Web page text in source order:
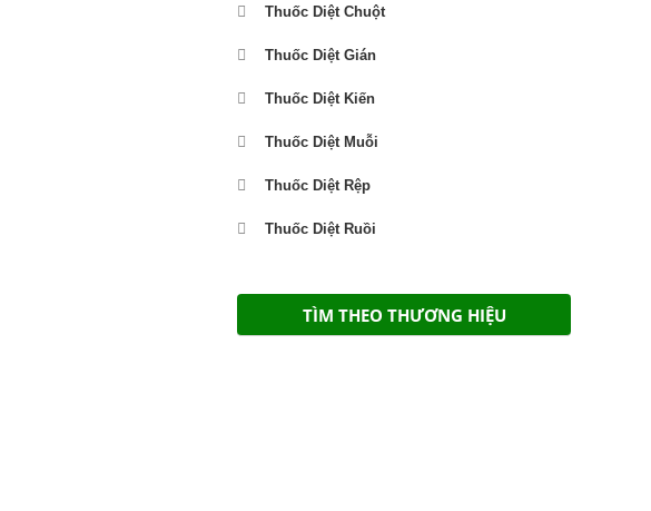
Thuốc Diệt Chuột
Thuốc Diệt Gián
Thuốc Diệt Kiến
Thuốc Diệt Muỗi
Thuốc Diệt Rệp
Thuốc Diệt Ruồi
TÌM THEO THƯƠNG HIỆU